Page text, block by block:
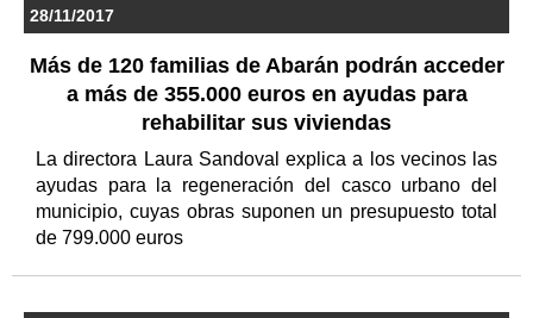
28/11/2017
Más de 120 familias de Abarán podrán acceder
a más de 355.000 euros en ayudas para
rehabilitar sus viviendas
La directora Laura Sandoval explica a los vecinos las
ayudas para la regeneración del casco urbano del
municipio, cuyas obras suponen un presupuesto total
de 799.000 euros